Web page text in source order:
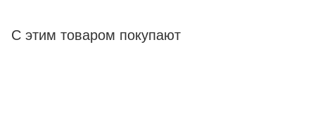
С этим товаром покупают